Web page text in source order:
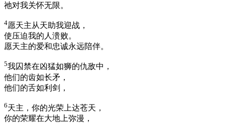
祂对我关怀无限。
4愿天主从天助我迎战，
使压迫我的人溃败。
愿天主的爱和忠诚永远陪伴。
5我囚禁在凶猛如狮的仇敌中，
他们的齿如长矛，
他们的舌如利剑，
6天主，你的光荣上达苍天，
你的荣耀在大地上弥漫，